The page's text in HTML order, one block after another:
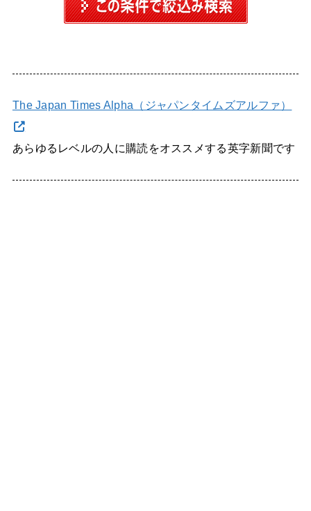
The Japan Times Alpha（ジャパンタイムズアルファ）
あらゆるレベルの人に購読をオススメする英字新聞です